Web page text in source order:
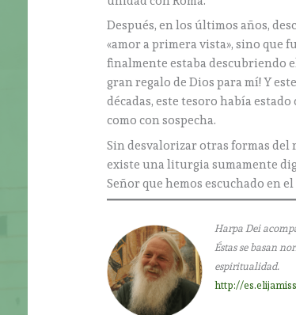
Después, en los últimos años,
«amor a primera vista», sino que
finalmente estaba descubriendo
gran regalo de Dios para mí! Y
décadas, este tesoro había
como con sospecha.
Sin desvalorizar otras formas
existe una liturgia sumamente
Señor que hemos escuchado en
Harpa Dei
Éstas se basan
espiritualidad.
http://